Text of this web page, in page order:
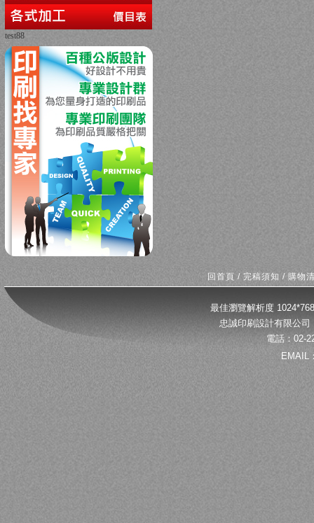
test88
回首頁 /完稿須知 /購物
最佳瀏覽解析度
忠誠印刷設計有限公
電話：02-
EMAIL